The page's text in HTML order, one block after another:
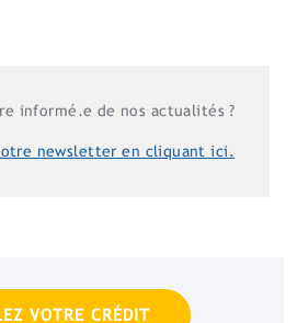
informé.e de nos actualités ?
newsletter en cliquant ici.
VOTRE CRÉDIT